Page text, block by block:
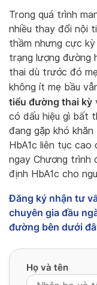
Trong quá trình
nhiều thay đổi nội
thầm nhưng cực
trạng lượng đường
thai dù trước đó
không ít mẹ bầu
tiểu đường thai kỳ
có dấu hiệu gì bất
đang gặp khó
HbA1c liên tục cao
ngay Chương trình
định HbA1c cho
Đăng ký nhận tư
chuyên gia đầu
đường bên dưới
Họ và tên